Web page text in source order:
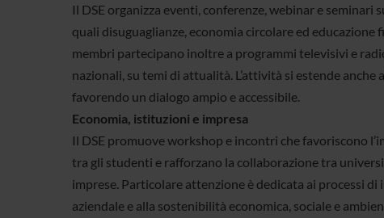
Il DSE organizza eventi, conferenze, webinar e seminari
quali disuguaglianze, economia circolare ed educazione
membri partecipano inoltre a programmi televisivi e
nazionali, su temi di attualità. L’attività si estende anche
favorendo un dialogo ampio e accessibile.
Economia, istituzioni e impresa
Il DSE promuove workshop e incontri che favoriscono
tra gli studenti e rafforzano la collaborazione tra
imprese. Particolare attenzione è dedicata ai processi di
aziendale e alla sostenibilità economica, sociale e